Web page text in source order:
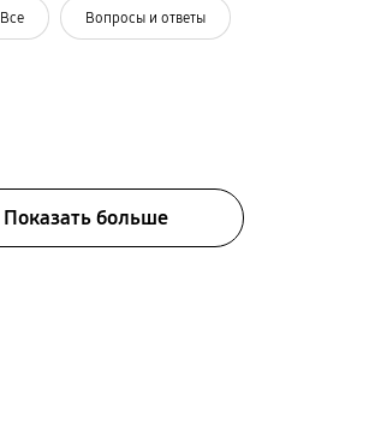
Все Вопросы и ответы
Показать больше